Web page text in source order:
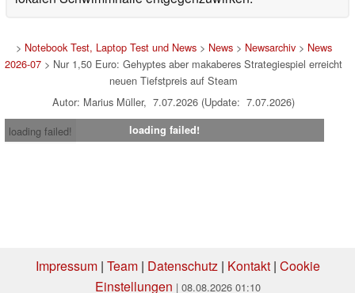
> Notebook Test, Laptop Test und News> News> Newsarchiv> News
2026-07 > Nur 1,50 Euro: Gehyptes aber makaberes Strategiespiel erreicht
neuen Tiefstpreis auf Steam
Autor: Marius Müller, 7.07.2026 (Update: 7.07.2026)
loading failed!
loading failed!
Impressum| Team| Datenschutz| Kontakt| Cookie
Einstellungen | 08.08.2026 01:10